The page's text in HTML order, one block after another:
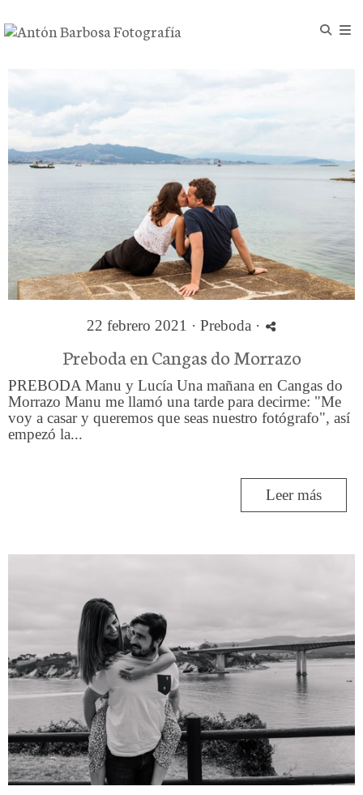
22 febrero 2021 · Preboda·
Preboda en Cangas do Morrazo
PREBODA Manu y Lucía Una mañana en Cangas do
Morrazo Manu me llamó una tarde para decirme: "Me
voy a casar y queremos que seas nuestro fotógrafo", así
empezó la...
Leer más